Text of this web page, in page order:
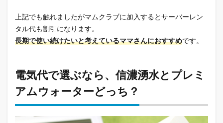
上記でも触れましたがマムクラブに加入するとサーバーレン
タル代も割引になります。
長期で使い続けたいと考えているママさんにおすすめです。
電気代で選ぶなら、信濃湧水とプレミ
アムウォーターどっち？